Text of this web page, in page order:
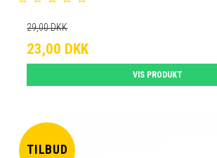
29,00 DKK
23,00 DKK
VIS PRODUKT
TILBUD